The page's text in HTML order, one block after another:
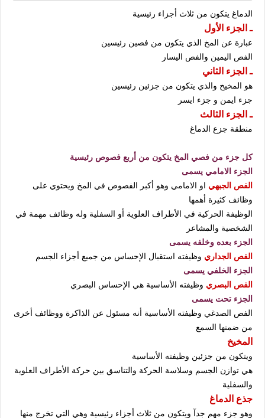
الدماغ يتكون من ثلاث أجزاء رئيسية
ـ الجزء الأول
عبارة عن المخ الذي يتكون من فصين رئيسين
الفص اليمين والفص اليسار
ـ الجزء الثاني
هو المخيخ والذي يتكون من جزئين رئيسين
جزء ايمن و جزء ايسر
ـ الجزء الثالث
منطقة جزع الدماغ
كل جزء من فصي المخ يتكون من أربع فصوص رئيسية
الجزء الامامي يسمى
الفص الجبهي او الامامي وهو أكبر الفصوص في المخ ويحتوي على
وظائف كثيرة أهمها
الوظيفة الحركية في الأطراف العلوية أو السفلية وله وظائف مهمة في
الشخصية والمشاعر
الجزء بعده وخلفه يسمى
الفص الجداري وظيفته استقبال الإحساس من جميع أجزاء الجسم
الجزء الخلفي يسمى
الفص البصري وظيفته الأساسية هي الإحساس البصري
الجزء تحت يسمى
الفص الصدغي وظيفته الأساسية أنه مسئول عن الذاكرة ووظائف أخرى
من ضمنها السمع
المخيخ
ويتكون من جزئين وظيفته الأساسية
هي توازن الجسم وسلاسة الحركة والتناسق بين حركة الأطراف العلوية
والسفلية
جذع الدماغ
وهو جزء مهم جدآ ويتكون من ثلاث أجزاء رئيسية وهي التي تخرج منها